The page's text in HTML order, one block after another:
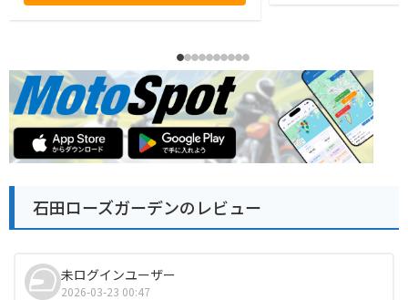
石田ローズガーデンのレビュー
未ログインユーザー
2026-03-23 00:47